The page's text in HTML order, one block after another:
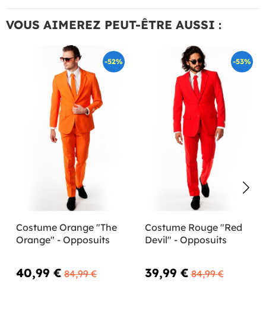
VOUS AIMEREZ PEUT-ÊTRE AUSSI :
-52%
Costume Orange "The
Orange" - Opposuits
40,99 € 84,99 €
-53%
Costume Rouge "Red
Devil" - Opposuits
39,99 € 84,99 €